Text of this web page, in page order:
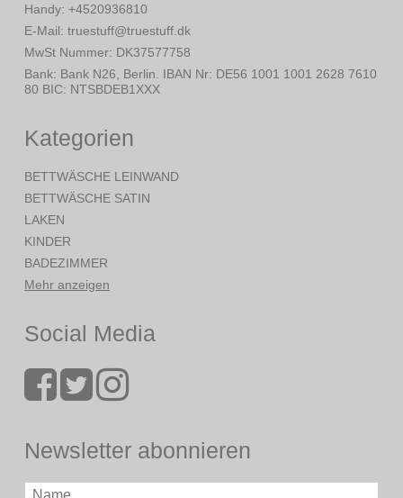
Handy: +4520936810
E-Mail: truestuff@truestuff.dk
MwSt Nummer: DK37577758
Bank: Bank N26, Berlin. IBAN Nr: DE56 1001 1001 2628 7610
80 BIC: NTSBDEB1XXX
Kategorien
BETTWÄSCHE LEINWAND
BETTWÄSCHE SATIN
LAKEN
KINDER
BADEZIMMER
Mehr anzeigen
Social Media
Newsletter abonnieren